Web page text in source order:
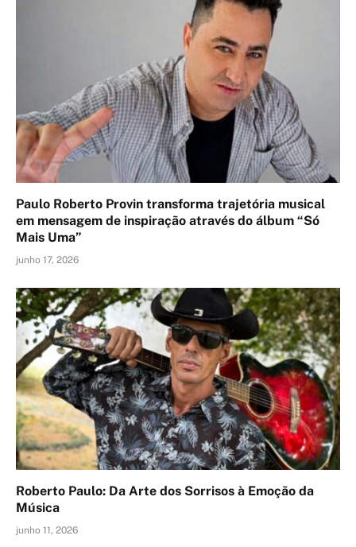
Paulo Roberto Provin transforma trajetória musical
em mensagem de inspiração através do álbum “Só
Mais Uma”
junho 17, 2026
Roberto Paulo: Da Arte dos Sorrisos à Emoção da
Música
junho 11, 2026